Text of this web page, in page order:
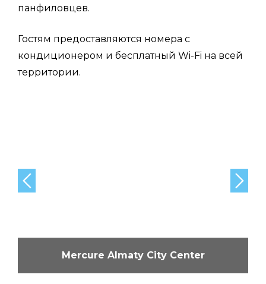
панфиловцев.
Гостям предоставляются номера с
кондиционером и бесплатный Wi-Fi на всей
территории.
Mercure Almaty City Center